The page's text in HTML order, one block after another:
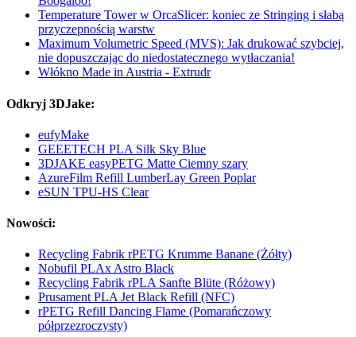
Temperature Tower w OrcaSlicer: koniec ze Stringing i słabą
przyczepnością warstw
Maximum Volumetric Speed (MVS): Jak drukować szybciej,
nie dopuszczając do niedostatecznego wytłaczania!
Włókno Made in Austria - Extrudr
Odkryj 3DJake:
eufyMake
GEEETECH PLA Silk Sky Blue
3DJAKE easyPETG Matte Ciemny szary
AzureFilm Refill LumberLay Green Poplar
eSUN TPU-HS Clear
Nowości:
Recycling Fabrik rPETG Krumme Banane (Żółty)
Nobufil PLAx Astro Black
Recycling Fabrik rPLA Sanfte Blüte (Różowy)
Prusament PLA Jet Black Refill (NFC)
rPETG Refill Dancing Flame (Pomarańczowy
półprzezroczysty)